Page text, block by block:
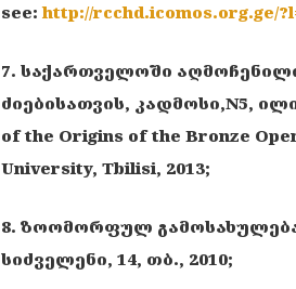
see:http://rcchd.icomos.org.ge/
7. საქართველოში
ძიებისათვის, კადმოსი,N5,
of the Origins of the Bronze
University, Tbilisi, 2013;
8. ზოომორფულ
სიძველენი, 14, თბ., 2010;